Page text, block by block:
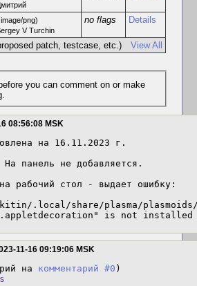
png)
V Turchin
no flags Details
View All
patch, testcase, etc.)
08:56:08 MSK
на 16.11.2023 г.
панель не добавляется.
рабочий стол - выдает ошибку:
.local/share/plasma/plasmoids/
is not installed
11-16 09:19:06 MSK
на комментарий #0